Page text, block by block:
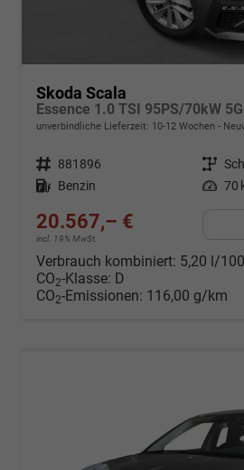
Skoda Scala
Essence 1.0 TSI 95PS/70kW
unverbindliche Lieferzeit: 10-12 Wochen
Fahrzeugnr. 881896 Getriebe
Kraftstoff Benzin Leistung 70
20.567,– €
incl. 19% MwSt.
Verbrauch kombiniert: 5,20 l/
CO2-Klasse: D
CO2-Emissionen: 116,00 g/km